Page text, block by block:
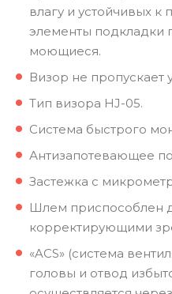
влагу и устойчивых к
элементы подкладки
моющиеся.
Визор не пропускает
Тип визора HJ-05.
Система быстрого
Антизапотевающее
Застежка с
Шлем приспособлен
корректирующими
«ACS» (система
головы и отвод